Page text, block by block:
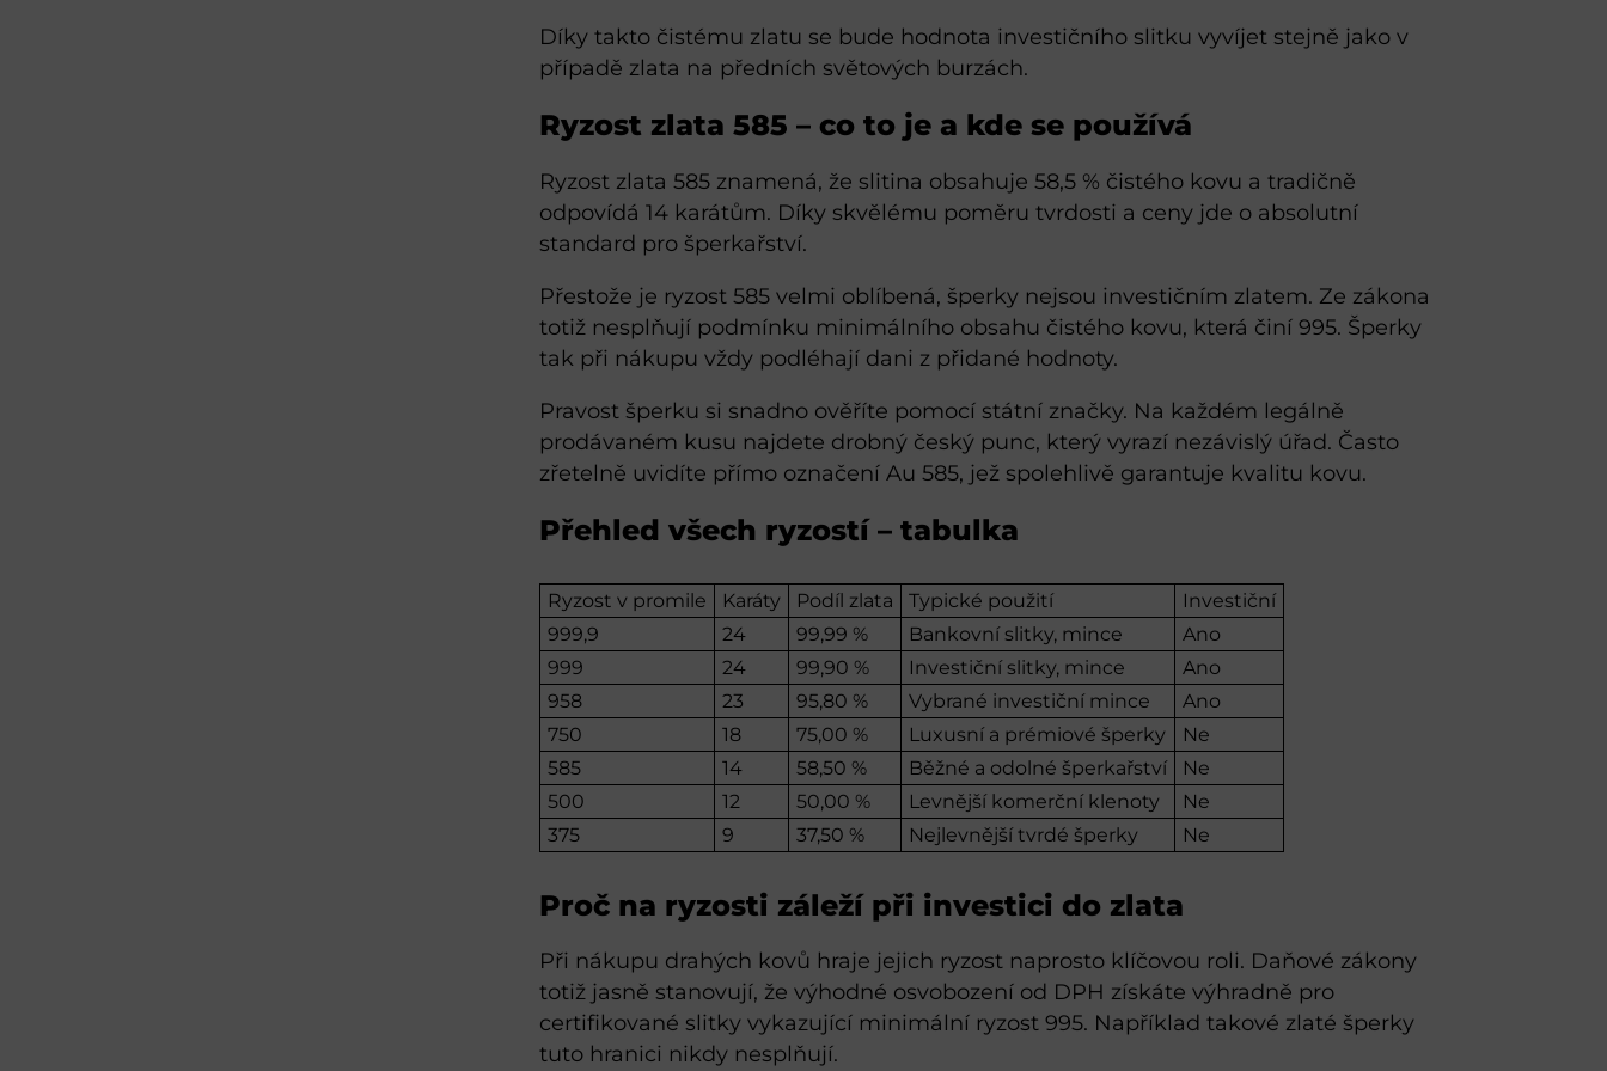
Díky takto čistému zlatu se bude hodnota investičního slitku vyvíjet stejně jako v
případě zlata na předních světových burzách.
Ryzost zlata 585 – co to je a kde se používá
Ryzost zlata 585 znamená, že slitina obsahuje 58,5 % čistého kovu a tradičně
odpovídá 14 karátům. Díky skvělému poměru tvrdosti a ceny jde o absolutní
standard pro šperkařství.
Přestože je ryzost 585 velmi oblíbená, šperky nejsou investičním zlatem. Ze zákona
totiž nesplňují podmínku minimálního obsahu čistého kovu, která činí 995. Šperky
tak při nákupu vždy podléhají dani z přidané hodnoty.
Pravost šperku si snadno ověříte pomocí státní značky. Na každém legálně
prodávaném kusu najdete drobný český punc, který vyrazí nezávislý úřad. Často
zřetelně uvidíte přímo označení Au 585, jež spolehlivě garantuje kvalitu kovu.
Přehled všech ryzostí – tabulka
Ryzost v promile Karáty Podíl zlata Typické použití
Investiční
999,9
24 99,99 % Bankovní slitky, mince
Ano
999
24 99,90 % Investiční slitky, mince
Ano
958
23 95,80 % Vybrané investiční mince
Ano
750
18 75,00 % Luxusní a prémiové šperky
Ne
585
14 58,50 % Běžné a odolné šperkařství
Ne
500
12 50,00 % Levnější komerční klenoty
Ne
375
9 37,50 % Nejlevnější tvrdé šperky Ne
Proč na ryzosti záleží při investici do zlata
Při nákupu drahých kovů hraje jejich ryzost naprosto klíčovou roli. Daňové zákony
totiž jasně stanovují, že výhodné osvobození od DPH získáte výhradně pro
certifikované slitky vykazující minimální ryzost 995. Například takové zlaté šperky
tuto hranici nikdy nesplňují.